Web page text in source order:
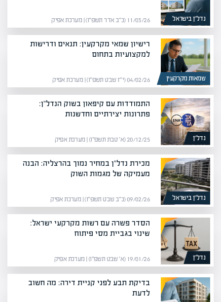
נדל”ן בישראל 11/03/26 (כ״ב אדר תשפ״ו) | מערכת אפיק
שמאות מקרקעין
רישיון שמאי מקרקעין: תנאים ודרישות
למקצועיות בתחום
04/02/26 (י״ז שבט תשפ״ו) | מערכת אפיק
נדל”ן
התמודדות עם קיפאון בשוק הנדל"ן:
פתרונות יצירתיים וחדשנות
20/12/25 (א׳ טבת תשפ״ו) | מערכת אפיק
נדל”ן בישראל
מכירת נדל"ן במחיר נמוך בהרצליה: הבנה
מעמיקה של מגמות השוק
09/02/26 (כ״ב שבט תשפ״ו) | מערכת אפיק
נדל”ן
הסדר פשרה עם רשות מקרקעי ישראל:
שינוי בגביית מסי פיתוח
19/01/26 (א׳ שבט תשפ״ו) | מערכת אפיק
בדיקת תבע לפני קניית דירה: מה חשוב
לדעת